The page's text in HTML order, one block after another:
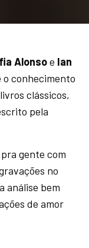
Alonsoe Ian
o conhecimento
clássicos,
pela
gente com
no
análise bem
de amor